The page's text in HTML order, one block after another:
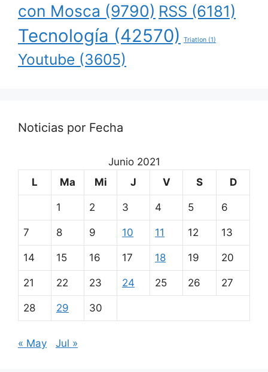
con Mosca (9790) RSS (6181)
Tecnología (42570) Triatlon (1)
Youtube (3605)
Noticias por Fecha
Junio 2021
L
Ma Mi J V S D
1 2 3 4 5 6
7 8 9 10 11 12 13
14 15 16 17 18 19 20
21 22 23 24 25 26 27
28 29 30
« May Jul »